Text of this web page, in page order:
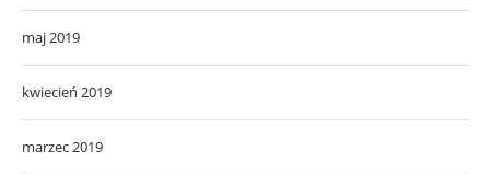
maj 2019
kwiecień 2019
marzec 2019